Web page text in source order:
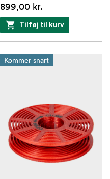
899,00 kr.
Tilføj til kurv
Kommer snart